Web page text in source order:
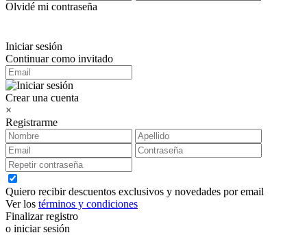
Olvidé mi contraseña
Iniciar sesión
Continuar como invitado
Crear una cuenta
×
Registrarme
Quiero recibir descuentos exclusivos y novedades por email
Ver los términos y condiciones
Finalizar registro
o iniciar sesión